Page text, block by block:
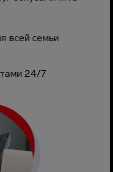
всей семьи
24/7